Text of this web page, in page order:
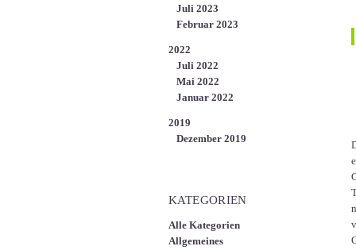
Juli 2023
Februar 2023
2022
Juli 2022
Mai 2022
Januar 2022
2019
Dezember 2019
KATEGORIEN
Alle Kategorien
Allgemeines